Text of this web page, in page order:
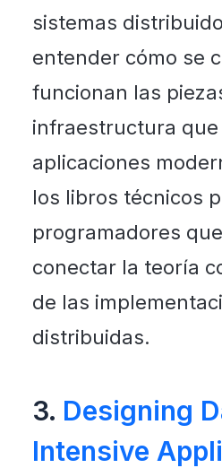
sistemas
entender cómo se
funcionan las
infraestructura
aplicaciones
los libros técnicos
programadores
conectar la teoría
de las
distribuidas.
3. Designing
Intensive